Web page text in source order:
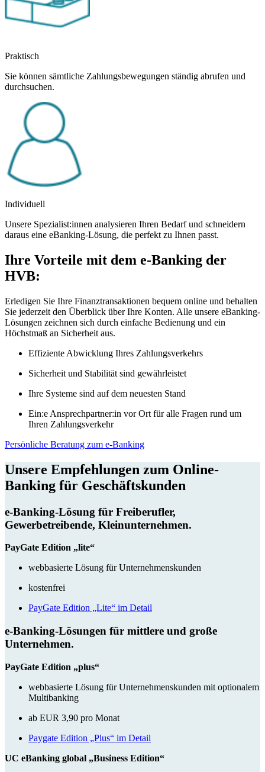
Praktisch
Sie können sämtliche Zahlungsbewegungen ständig abrufen und
durchsuchen.
Individuell
Unsere Spezialist:innen analysieren Ihren Bedarf und schneidern
daraus eine eBanking-Lösung, die perfekt zu Ihnen passt.
Ihre Vorteile mit dem e-Banking der
HVB:
Erledigen Sie Ihre Finanztransaktionen bequem online und behalten
Sie jederzeit den Überblick über Ihre Konten. Alle unsere eBanking-
Lösungen zeichnen sich durch einfache Bedienung und ein
Höchstmaß an Sicherheit aus.
Effiziente Abwicklung Ihres Zahlungsverkehrs
Sicherheit und Stabilität sind gewährleistet
Ihre Systeme sind auf dem neuesten Stand
Ein:e Ansprechpartner:in vor Ort für alle Fragen rund um
Ihren Zahlungsverkehr
Persönliche Beratung zum e-Banking
Unsere Empfehlungen zum Online-
Banking für Geschäftskunden
e-Banking-Lösung für Freiberufler,
Gewerbetreibende, Kleinunternehmen.
PayGate Edition „lite“
webbasierte Lösung für Unternehmenskunden
kostenfrei
PayGate Edition „Lite“ im Detail
e-Banking-Lösungen für mittlere und große
Unternehmen.
PayGate Edition „plus“
webbasierte Lösung für Unternehmenskunden mit optionalem
Multibanking
ab EUR 3,90 pro Monat
Paygate Edition „Plus“ im Detail
UC eBanking global „Business Edition“